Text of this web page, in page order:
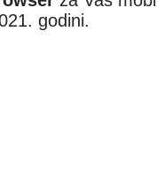
godini.